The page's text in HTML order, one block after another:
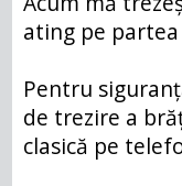
ating pe
Pentru
de trezire a
clasică pe